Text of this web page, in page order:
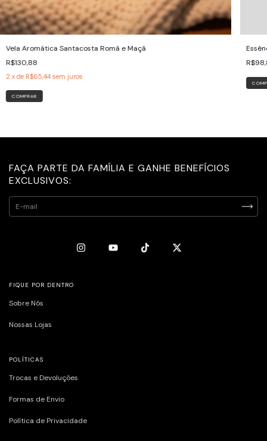
Vela Aromática Santacosta Romã e Maçã
R$130,88
2 x de R$65,44 sem juros
FAÇA PARTE DA FAMÍLIA E GANHE BENEFÍCIOS
EXCLUSIVOS:
FIQUE POR DENTRO
Sobre Nós
Nossas Lojas
POLÍTICAS
Trocas e Devoluções
Formas de Envio
Política de Privacidade